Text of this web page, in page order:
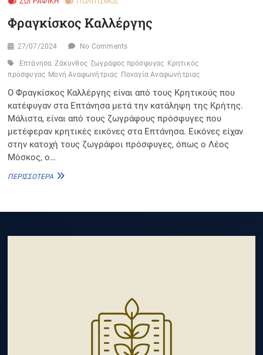
Φραγκίσκος Καλλέργης
27/07/2024 No Comments
Επτάνησα Ζάκυνθος ζωγράφος πρόσφυγας Κρητικός
πρόσφυγας Μονή Αναφωνήτριας Παναγία Αναφωνήτριας
Ο Φραγκίσκος Καλλέργης είναι από τους Κρητικούς που
κατέφυγαν στα Επτάνησα μετά την κατάληψη της Κρήτης.
Μάλιστα, είναι από τους ζωγράφους πρόσφυγες που
μετέφεραν κρητικές εικόνες στα Επτάνησα. Εικόνες είχαν
στην κατοχή τους ζωγράφοι πρόσφυγες, όπως ο Λέος
Μόσκος, ο…
ΠΕΡΙΣΣΌΤΕΡΑ ΦΡΑΓΚΊΣΚΟΣ